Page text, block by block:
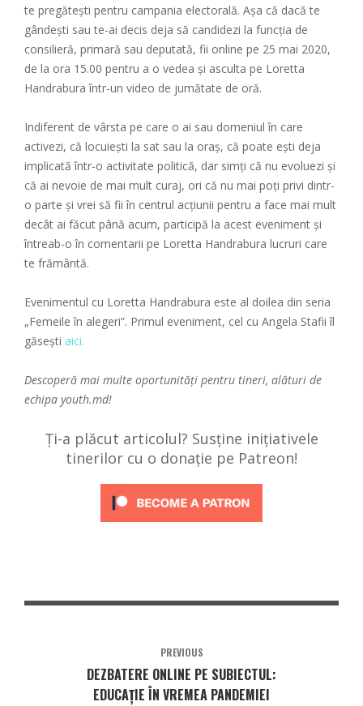
te pregătești pentru campania electorală. Așa că dacă te
gândești sau te-ai decis deja să candidezi la funcția de
consilieră, primară sau deputată, fii online pe 25 mai 2020,
de la ora 15.00 pentru a o vedea și asculta pe Loretta
Handrabura într-un video de jumătate de oră.
Indiferent de vârsta pe care o ai sau domeniul în care
activezi, că locuiești la sat sau la oraș, că poate ești deja
implicată într-o activitate politică, dar simți că nu evoluezi și
că ai nevoie de mai mult curaj, ori că nu mai poți privi dintr-
o parte și vrei să fii în centrul acțiunii pentru a face mai mult
decât ai făcut până acum, participă la acest eveniment și
întreab-o în comentarii pe Loretta Handrabura lucruri care
te frământă.
Evenimentul cu Loretta Handrabura este al doilea din seria
„Femeile în alegeri”. Primul eveniment, cel cu Angela Stafii îl
găsești aici.
Descoperă mai multe oportunități pentru tineri, alături de
echipa youth.md!
Ți-a plăcut articolul? Susține inițiativele
tinerilor cu o donație pe Patreon!
PREVIOUS
DEZBATERE ONLINE PE SUBIECTUL:
EDUCAȚIE ÎN VREMEA PANDEMIEI